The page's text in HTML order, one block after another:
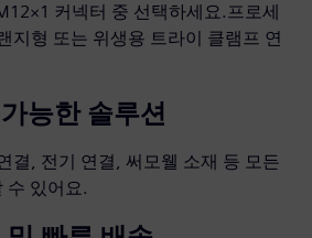
커넥터 중 선택하세요.프로세
지형 또는 위생용 트라이 클램프 연
능한 솔루션
결, 전기 연결, 써모웰 소재 등 모든
수 있어요.